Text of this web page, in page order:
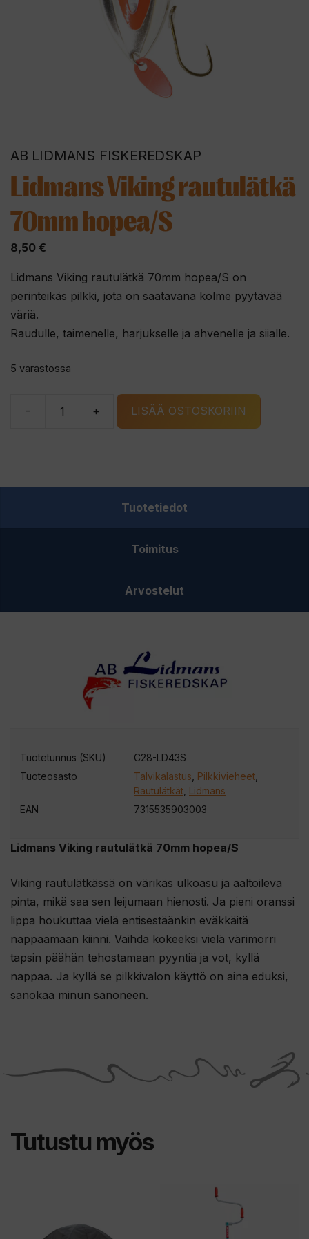
AB LIDMANS FISKEREDSKAP
Lidmans Viking rautulätkä
70mm hopea/S
8,50 €
Lidmans Viking rautulätkä 70mm hopea/S on
perinteikäs pilkki, jota on saatavana kolme pyytävää
väriä.
Raudulle, taimenelle, harjukselle ja ahvenelle ja siialle.
5 varastossa
-
Lidmans
määrä
+ LISÄÄ OSTOSKORIIN
Tuotetiedot
Toimitus
Arvostelut
Lidmans Viking rautulätkä 70mm hopea/S
Viking rautulätkässä on värikäs ulkoasu ja aaltoileva
pinta, mikä saa sen leijumaan hienosti. Ja pieni oranssi
lippa houkuttaa vielä entisestäänkin eväkkäitä
nappaamaan kiinni. Vaihda kokeeksi vielä värimorri
tapsin päähän tehostamaan pyyntiä ja vot, kyllä
nappaa. Ja kyllä se pilkkivalon käyttö on aina eduksi,
sanokaa minun sanoneen.
Tuotetunnus (SKU)
C28-LD43S
Tuoteosasto
Talvikalastus Pilkkivieheet
Rautulätkät Lidmans
EAN
7315535903003
Tutustu myös